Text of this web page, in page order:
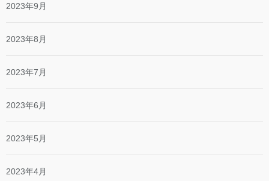
2023年9月
2023年8月
2023年7月
2023年6月
2023年5月
2023年4月